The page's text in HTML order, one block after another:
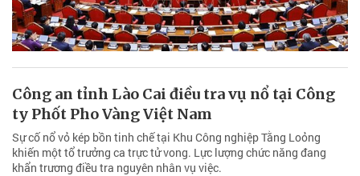
Công an tỉnh Lào Cai điều tra vụ nổ tại Công
ty Phốt Pho Vàng Việt Nam
Sự cố nổ vỏ kép bồn tinh chế tại Khu Công nghiệp Tằng Loỏng
khiến một tổ trưởng ca trực tử vong. Lực lượng chức năng đang
khẩn trương điều tra nguyên nhân vụ việc.